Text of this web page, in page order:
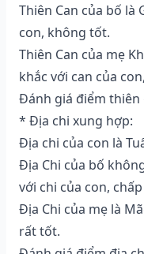
Thiên Can của bố là
con, không tốt.
Thiên Can của mẹ
khắc với can của
Đánh giá điểm thiên
* Địa chi xung hợp:
Địa chi của con là
Địa Chi của bố
với chi của con,
Địa Chi của mẹ là
rất tốt.